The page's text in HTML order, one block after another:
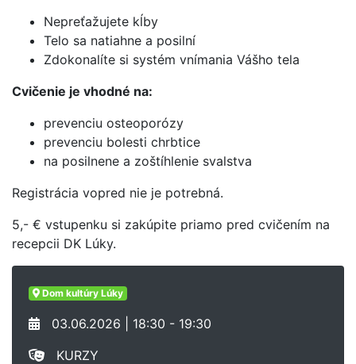
Nepreťažujete kĺby
Telo sa natiahne a posilní
Zdokonalíte si systém vnímania Vášho tela
Cvičenie je vhodné na:
prevenciu osteoporózy
prevenciu bolesti chrbtice
na posilnene a zoštíhlenie svalstva
Registrácia vopred nie je potrebná.
5,- € vstupenku si zakúpite priamo pred cvičením na
recepcii DK Lúky.
Dom kultúry Lúky
03.06.2026 | 18:30 - 19:30
KURZY